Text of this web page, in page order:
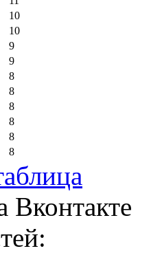
10
10
9
9
8
8
8
8
8
8
Вконтакте